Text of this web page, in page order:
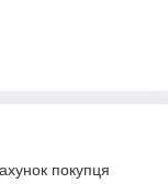
покупця